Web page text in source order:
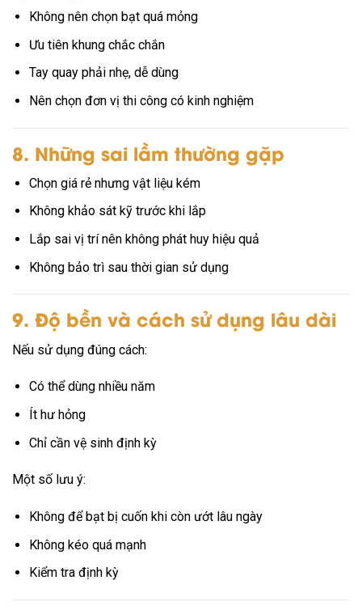
Không nên chọn bạt quá mỏng
Ưu tiên khung chắc chắn
Tay quay phải nhẹ, dễ dùng
Nên chọn đơn vị thi công có kinh nghiệm
8. Những sai lầm thường gặp
Chọn giá rẻ nhưng vật liệu kém
Không khảo sát kỹ trước khi lắp
Lắp sai vị trí nên không phát huy hiệu quả
Không bảo trì sau thời gian sử dụng
9. Độ bền và cách sử dụng lâu dài
Nếu sử dụng đúng cách:
Có thể dùng nhiều năm
Ít hư hỏng
Chỉ cần vệ sinh định kỳ
Một số lưu ý:
Không để bạt bị cuốn khi còn ướt lâu ngày
Không kéo quá mạnh
Kiểm tra định kỳ